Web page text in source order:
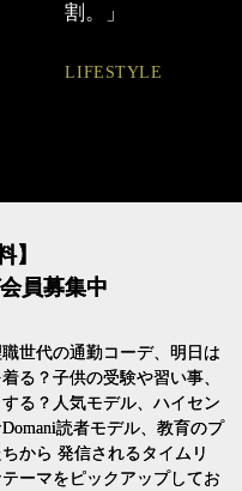
】
員募集中
世代の通勤コーデ、明日は
る？子供の受験や習い事、
する？人気モデル、ハイセン
読者モデル、教育のプ
ちから 発信されるタイムリ
テーマをピックアップしてお